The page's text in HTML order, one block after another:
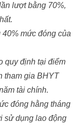
lượt bằng 70%,
mức đóng của
quy định tại điểm
tham gia BHYT
tài chính.
đóng hằng tháng
sử dụng lao động